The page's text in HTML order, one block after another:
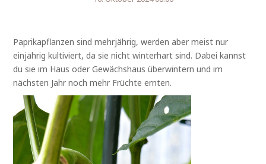
Paprikapflanzen sind mehrjährig, werden aber meist nur
einjährig kultiviert, da sie nicht winterhart sind. Dabei kannst
du sie im Haus oder Gewächshaus überwintern und im
nächsten Jahr noch mehr Früchte ernten.